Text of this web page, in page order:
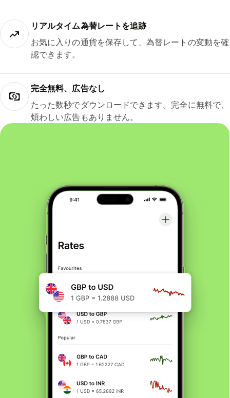
リアルタイム為替レートを追跡
お気に入りの通貨を保存して、為替レートの変動を確
認できます。
完全無料、広告なし
たった数秒でダウンロードできます。完全に無料で、
煩わしい広告もありません。